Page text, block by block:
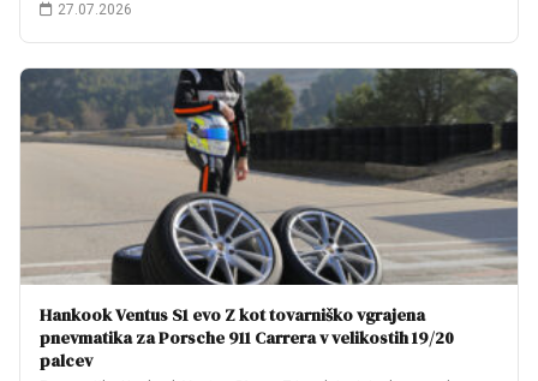
27.07.2026
Hankook Ventus S1 evo Z kot tovarniško vgrajena
pnevmatika za Porsche 911 Carrera v velikostih 19/20
palcev